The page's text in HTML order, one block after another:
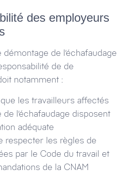
des employeurs
de l’échafaudage
de de
notamment :
les travailleurs affectés
de l’échafaudage disposent
adéquate
respecter les règles de
par le Code du travail et
de la CNAM